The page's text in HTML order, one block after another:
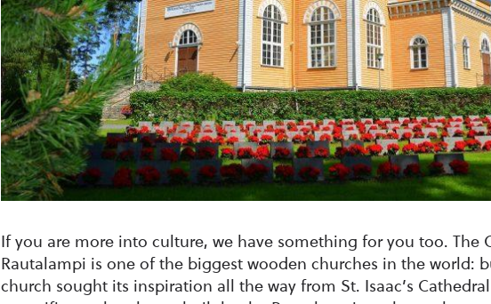
If you are more into culture, we have something for you too. The
Rautalampi is one of the biggest wooden churches in the world:
church sought its inspiration all the way from St. Isaac’s